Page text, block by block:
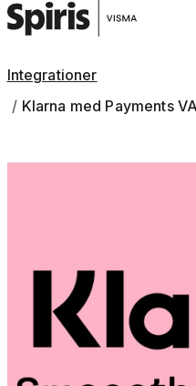
Integrationer
Klarna med Payments